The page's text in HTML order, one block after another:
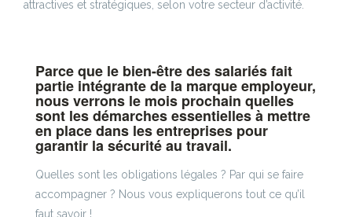
attractives et stratégiques, selon votre secteur d’activité.
Parce que le bien-être des salariés fait
partie intégrante de la marque employeur,
nous verrons le mois prochain quelles
sont les démarches essentielles à mettre
en place dans les entreprises pour
garantir la sécurité au travail.
Quelles sont les obligations légales ? Par qui se faire
accompagner ? Nous vous expliquerons tout ce qu’il
faut savoir !